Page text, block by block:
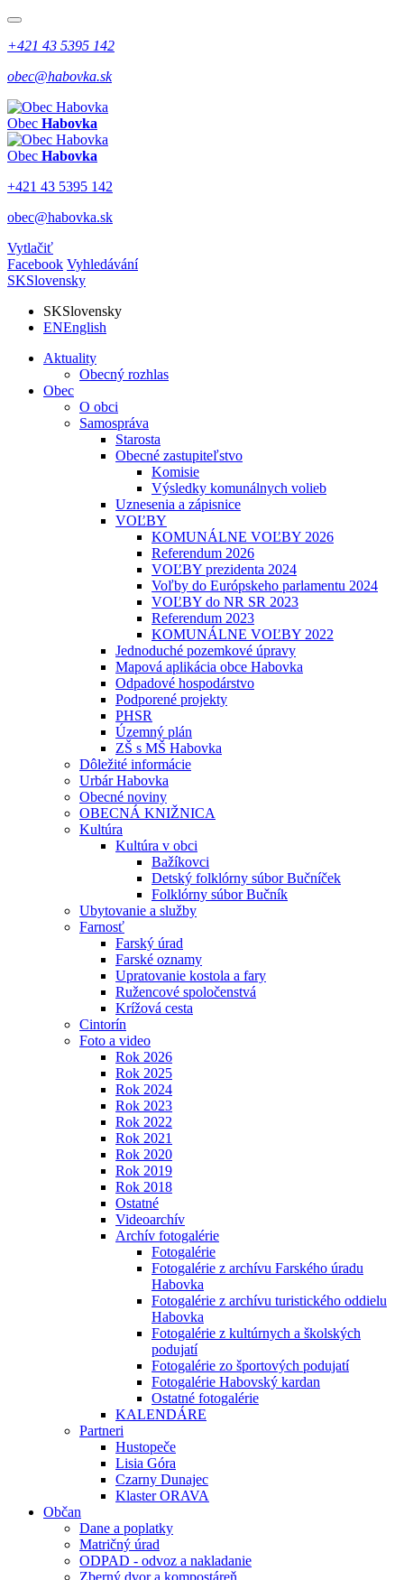
+421 43 5395 142
obec@habovka.sk
Obec Habovka
Obec Habovka
+421 43 5395 142
obec@habovka.sk
Vytlačiť
Facebook Vyhledávání
SKSlovensky
SKSlovensky
ENEnglish
Aktuality
Obecný rozhlas
Obec
O obci
Samospráva
Starosta
Obecné zastupiteľstvo
Komisie
Výsledky komunálnych volieb
Uznesenia a zápisnice
VOĽBY
KOMUNÁLNE VOĽBY 2026
Referendum 2026
VOĽBY prezidenta 2024
Voľby do Európskeho parlamentu 2024
VOĽBY do NR SR 2023
Referendum 2023
KOMUNÁLNE VOĽBY 2022
Jednoduché pozemkové úpravy
Mapová aplikácia obce Habovka
Odpadové hospodárstvo
Podporené projekty
PHSR
Územný plán
ZŠ s MŠ Habovka
Dôležité informácie
Urbár Habovka
Obecné noviny
OBECNÁ KNIŽNICA
Kultúra
Kultúra v obci
Bažíkovci
Detský folklórny súbor Bučníček
Folklórny súbor Bučník
Ubytovanie a služby
Farnosť
Farský úrad
Farské oznamy
Upratovanie kostola a fary
Ružencové spoločenstvá
Krížová cesta
Cintorín
Foto a video
Rok 2026
Rok 2025
Rok 2024
Rok 2023
Rok 2022
Rok 2021
Rok 2020
Rok 2019
Rok 2018
Ostatné
Videoarchív
Archív fotogalérie
Fotogalérie
Fotogalérie z archívu Farského úradu
Habovka
Fotogalérie z archívu turistického oddielu
Habovka
Fotogalérie z kultúrnych a školských
podujatí
Fotogalérie zo športových podujatí
Fotogalérie Habovský kardan
Ostatné fotogalérie
KALENDÁRE
Partneri
Hustopeče
Lisia Góra
Czarny Dunajec
Klaster ORAVA
Občan
Dane a poplatky
Matričný úrad
ODPAD - odvoz a nakladanie
Zberný dvor a kompostáreň